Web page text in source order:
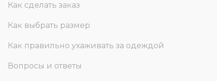
Как сделать заказ
Как выбрать размер
Как правильно ухаживать за одеждой
Вопросы и ответы